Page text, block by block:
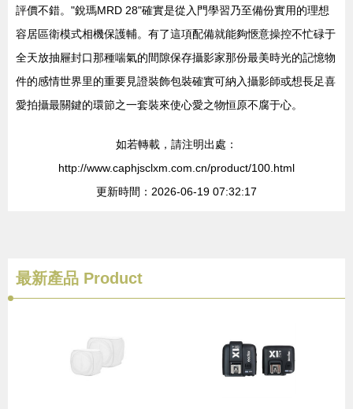
評價不錯。"銳瑪MRD 28"確實是從入門學習乃至備份實用的理想
容居區衛模式相機保護輔。有了這項配備就能夠愜意操控不忙碌于
全天放抽屜封口那種喘氣的間隙保存攝影家那份最美時光的記憶物
件的感情世界里的重要見證裝飾包裝確實可納入攝影師或想長足喜
愛拍攝最關鍵的環節之一套裝來使心愛之物恒原不腐于心。
如若轉載，請注明出處：
http://www.caphjsclxm.com.cn/product/100.html
更新時間：2026-06-19 07:32:17
最新產品 Product